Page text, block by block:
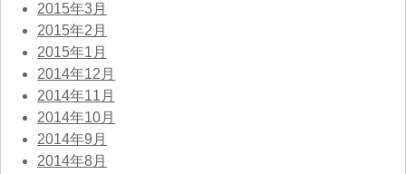
2015年3月
2015年2月
2015年1月
2014年12月
2014年11月
2014年10月
2014年9月
2014年8月